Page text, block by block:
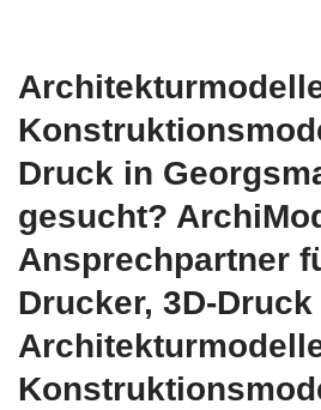
Druck in
gesucht?
Ansprechpartner
Drucker, 3D-Druck